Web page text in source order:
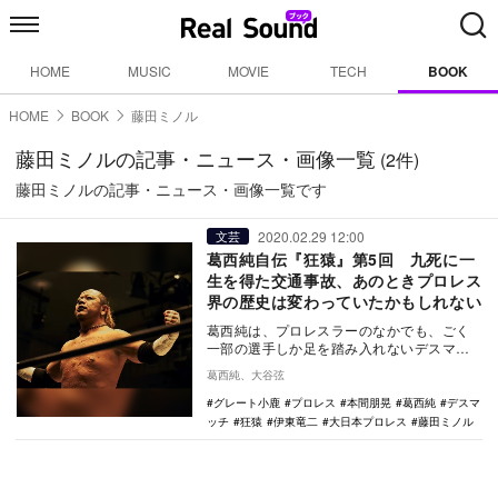
HOME MUSIC MOVIE TECH BOOK
HOME BOOK 藤田ミノル
藤田ミノルの記事・ニュース・画像一覧 (2件)
藤田ミノルの記事・ニュース・画像一覧です
文芸 2020.02.29 12:00
葛西純自伝『狂猿』第5回 九死に一
生を得た交通事故、あのときプロレス
界の歴史は変わっていたかもしれない
葛西純は、プロレスラーのなかでも、ごく
一部の選手しか足を踏み入れないデスマッ
チの世界で「カリスマ」と呼ばれている選
手だ。20年以…
葛西純、大谷弦
グレート小鹿
プロレス 本間朋晃 葛西純
デスマ
ッチ
狂猿 伊東竜二 大日本プロレス 藤田ミノル